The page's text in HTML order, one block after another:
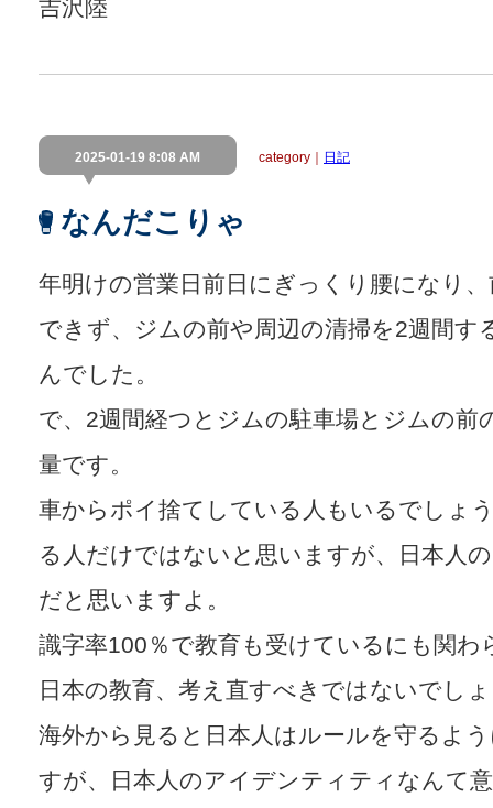
吉沢陸
2025-01-19 8:08 AM category｜ 日記
なんだこりゃ
年明けの営業日前日にぎっくり腰になり
できず、ジムの前や周辺の清掃を2週間す
んでした。
で、2週間経つとジムの駐車場とジムの前
量です。
車からポイ捨てしている人もいるでしょ
る人だけではないと思いますが、日本人
だと思いますよ。
識字率100％で教育も受けているにも関わ
日本の教育、考え直すべきではないでし
海外から見ると日本人はルールを守るよ
すが、日本人のアイデンティティなんて